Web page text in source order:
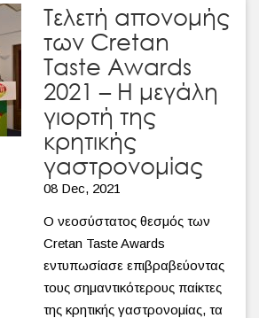
Tελετή απονομής
των Cretan
Taste Awards
2021 – Η μεγάλη
γιορτή της
κρητικής
γαστρονομίας
08 Dec, 2021
O νεοσύστατος θεσμός των
Cretan Taste Awards
εντυπωσίασε επιβραβεύοντας
τους σημαντικότερους παίκτες
της κρητικής γαστρονομίας, τα